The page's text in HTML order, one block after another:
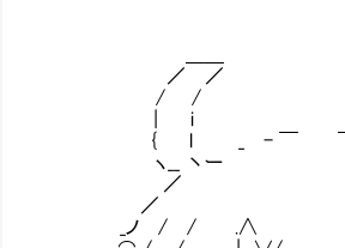
／ ／
/ /
| i
{ l _ - ￣ ￣ -
ヽ__ 丶ー
／ i
／ |､ ヽ
_ノ / / .∧ | '. .|